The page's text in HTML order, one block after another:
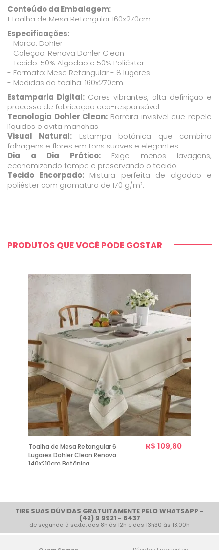
Conteúdo da Embalagem:
1 Toalha de Mesa Retangular 160x270cm
Especificações:
- Marca: Dohler
- Coleção: Renova Dohler Clean
- Tecido: 50% Algodão e 50% Poliéster
- Formato: Mesa Retangular - 8 lugares
- Medidas da toalha: 160x270cm
Estamparia Digital: Cores vibrantes, alta definição e
processo de fabricação eco-responsável.
Tecnologia Dohler Clean: Barreira invisível que repele
líquidos e evita manchas.
Visual Natural: Estampa botânica que combina
folhagens e flores em tons suaves e elegantes.
Dia a Dia Prático:Exige menos lavagens,
economizando tempo e preservando o tecido.
Tecido Encorpado: Mistura perfeita de algodão e
poliéster com gramatura de 170 g/m².
PRODUTOS QUE VOCÊ PODE GOSTAR
Toalha de Mesa Retangular 6
Lugares Dohler Clean Renova
140x210cm Botânica
R$ 109,80
TIRE SUAS DÚVIDAS GRATUITAMENTE PELO WHATSAPP -
(42) 9 9921 - 6437
de segunda à sexta, das 8h às 12h e das 13h30 às 18:00h